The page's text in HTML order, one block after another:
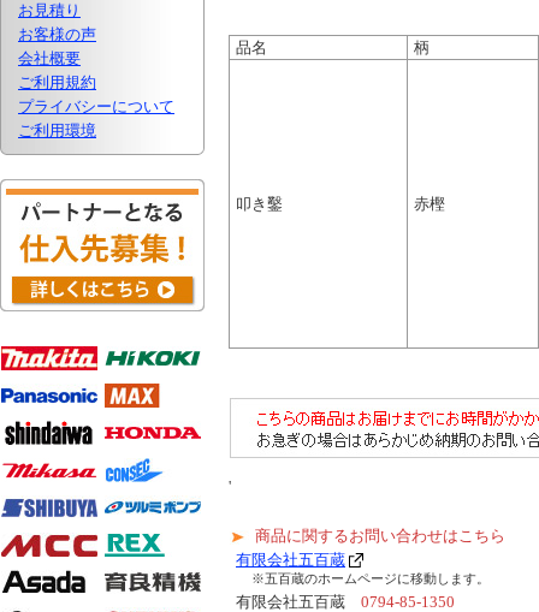
お見積り
お客様の声
会社概要
ご利用規約
プライバシーについて
ご利用環境
品名 柄
叩き鑿 赤樫
'
商品に関するお問い合わせはこちら
有限会社五百蔵
※五百蔵のホームページに移動します。
有限会社五百蔵 0794-85-1350